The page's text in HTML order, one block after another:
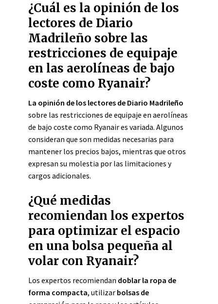
¿Cuál es la opinión de los
lectores de Diario
Madrileño sobre las
restricciones de equipaje
en las aerolíneas de bajo
coste como Ryanair?
La opinión de los lectores de Diario Madrileño
sobre las restricciones de equipaje en aerolíneas
de bajo coste como Ryanair es variada. Algunos
consideran que son medidas necesarias para
mantener los precios bajos, mientras que otros
expresan su molestia por las limitaciones y
cargos adicionales.
¿Qué medidas
recomiendan los expertos
para optimizar el espacio
en una bolsa pequeña al
volar con Ryanair?
Los expertos recomiendan doblar la ropa de
forma compacta, utilizar bolsas de